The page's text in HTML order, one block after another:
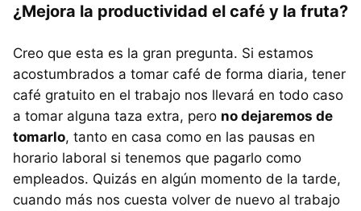
¿Mejora la productividad el café y la fruta?
Creo que esta es la gran pregunta. Si estamos
acostumbrados a tomar café de forma diaria, tener
café gratuito en el trabajo nos llevará en todo caso
a tomar alguna taza extra, pero no dejaremos de
tomarlo, tanto en casa como en las pausas en
horario laboral si tenemos que pagarlo como
empleados. Quizás en algún momento de la tarde,
cuando más nos cuesta volver de nuevo al trabajo